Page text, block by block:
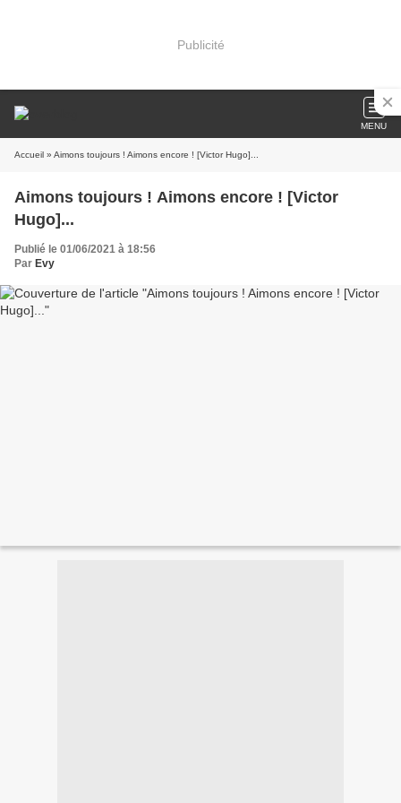
Publicité
MENU
Accueil » Aimons toujours ! Aimons encore ! [Victor Hugo]...
Aimons toujours ! Aimons encore ! [Victor
Hugo]...
Publié le 01/06/2021 à 18:56
Par Evy